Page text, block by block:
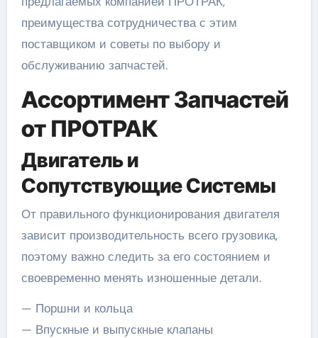
преимущества сотрудничества с этим
поставщиком и советы по выбору и
обслуживанию запчастей.
Ассортимент Запчастей
от ПРОТРАК
Двигатель и
Сопутствующие Системы
От правильного функционирования двигателя
зависит производительность всего грузовика,
поэтому важно следить за его состоянием и
своевременно менять изношенные детали.
— Поршни и кольца
— Впускные и выпускные клапаны